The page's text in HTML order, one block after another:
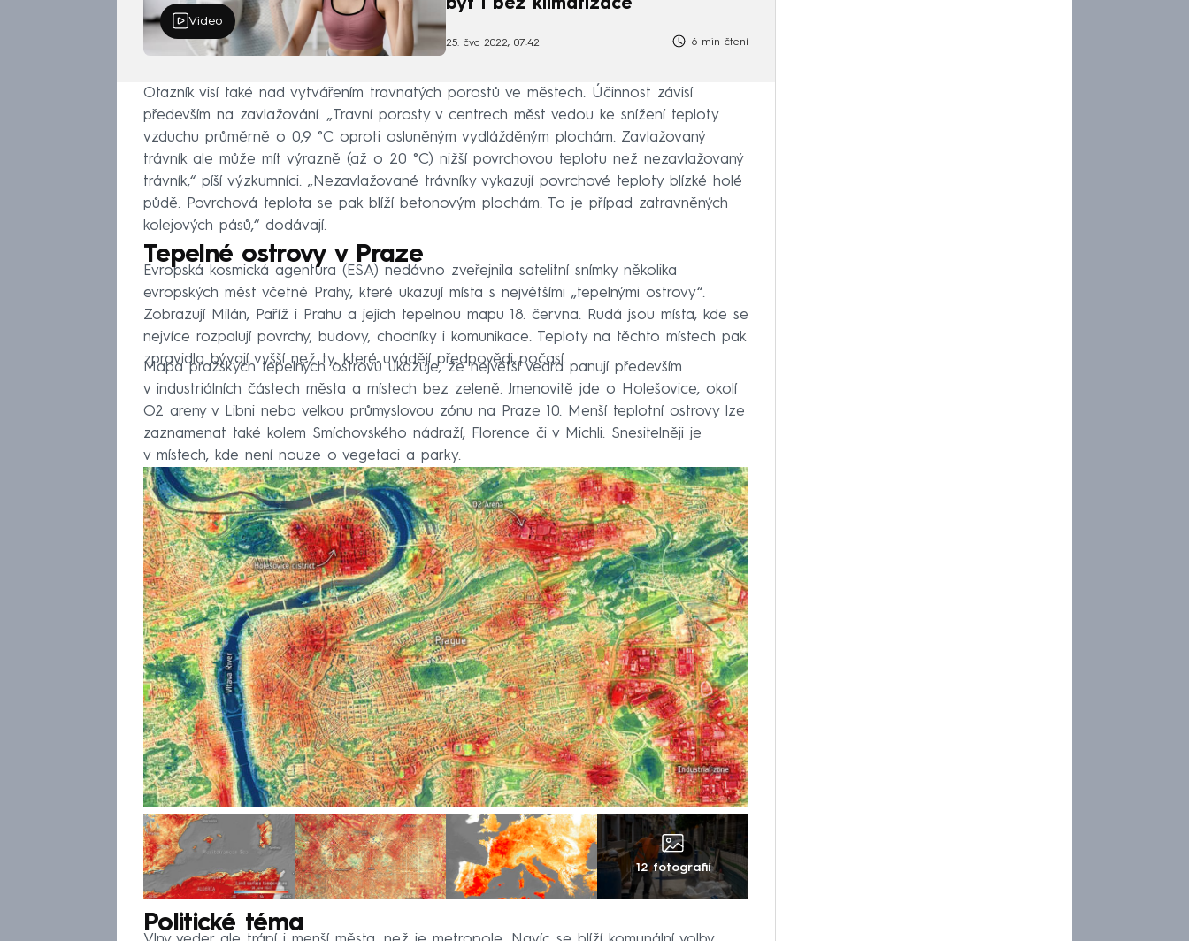
Video
byt i bez klimatizace
25. čvc 2022, 07:42 6 min čtení
Otazník visí také nad vytvářením travnatých porostů ve městech. Účinnost závisí
především na zavlažování. „Travní porosty v centrech měst vedou ke snížení teploty
vzduchu průměrně o 0,9 °C oproti osluněným vydlážděným plochám. Zavlažovaný
trávník ale může mít výrazně (až o 20 °C) nižší povrchovou teplotu než nezavlažovaný
trávník,“ píší výzkumníci. „Nezavlažované trávníky vykazují povrchové teploty blízké holé
půdě. Povrchová teplota se pak blíží betonovým plochám. To je případ zatravněných
kolejových pásů,“ dodávají.
Tepelné ostrovy v Praze
Evropská kosmická agentura (ESA) nedávno zveřejnila satelitní snímky několika
evropských měst včetně Prahy, které ukazují místa s největšími „tepelnými ostrovy“.
Zobrazují Milán, Paříž i Prahu a jejich tepelnou mapu 18. června. Rudá jsou místa, kde se
nejvíce rozpalují povrchy, budovy, chodníky i komunikace. Teploty na těchto místech pak
zpravidla bývají vyšší než ty, které uvádějí předpovědi počasí.
Mapa pražských tepelných ostrovů ukazuje, že největší vedra panují především
v industriálních částech města a místech bez zeleně. Jmenovitě jde o Holešovice, okolí
O2 areny v Libni nebo velkou průmyslovou zónu na Praze 10. Menší teplotní ostrovy lze
zaznamenat také kolem Smíchovského nádraží, Florence či v Michli. Snesitelněji je
v místech, kde není nouze o vegetaci a parky.
12 fotografií
Politické téma